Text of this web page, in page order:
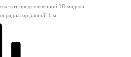
от представленной 3D модели
радиатор длиной 1 м